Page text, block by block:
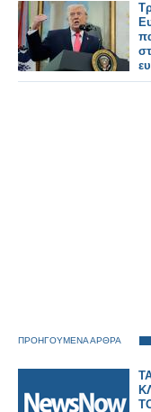
ΠΡΟΗΓΟΥΜΕΝΑ ΑΡΘΡΑ